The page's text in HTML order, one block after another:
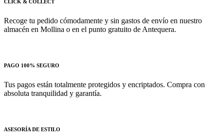
CLICK & COLLECT
Recoge tu pedido cómodamente y sin gastos de envío en nuestro
almacén en Mollina o en el punto gratuito de Antequera.
PAGO 100% SEGURO
Tus pagos están totalmente protegidos y encriptados. Compra con
absoluta tranquilidad y garantía.
ASESORÍA DE ESTILO